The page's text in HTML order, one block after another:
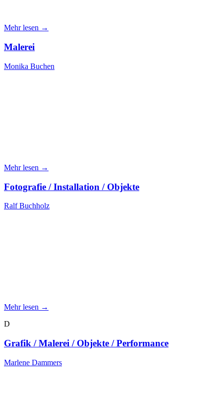
Mehr lesen →
Malerei
Monika Buchen
Mehr lesen →
Fotografie / Installation / Objekte
Ralf Buchholz
Mehr lesen →
D
Grafik / Malerei / Objekte / Performance
Marlene Dammers